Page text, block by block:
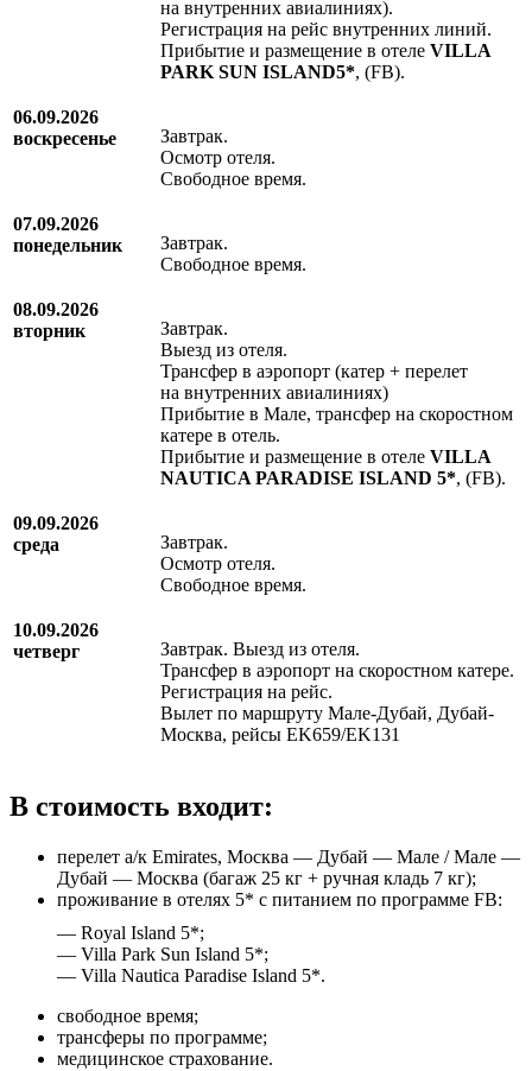
на внутренних авиалиниях).
Регистрация на рейс внутренних линий.
Прибытие и размещение в отеле VILLA
PARK SUN ISLAND5*, (FB).
06.09.2026
воскресенье
Завтрак.
Осмотр отеля.
Свободное время.
07.09.2026
понедельник
Завтрак.
Свободное время.
08.09.2026
вторник
Завтрак.
Выезд из отеля.
Трансфер в аэропорт (катер + перелет
на внутренних авиалиниях)
Прибытие в Мале, трансфер на скоростном
катере в отель.
Прибытие и размещение в отеле VILLA
NAUTICA PARADISE ISLAND 5*, (FB).
09.09.2026
среда
Завтрак.
Осмотр отеля.
Свободное время.
10.09.2026
четверг
Завтрак. Выезд из отеля.
Трансфер в аэропорт на скоростном катере.
Регистрация на рейс.
Вылет по маршруту Мале-Дубай, Дубай-
Москва, рейсы EK659/EK131
В стоимость входит:
перелет а/к Emirates, Москва — Дубай — Мале / Мале —
Дубай — Москва (багаж 25 кг + ручная кладь 7 кг);
проживание в отелях 5* с питанием по программе FB:
— Royal Island 5*;
— Villa Park Sun Island 5*;
— Villa Nautica Paradise Island 5*.
свободное время;
трансферы по программе;
медицинское страхование.